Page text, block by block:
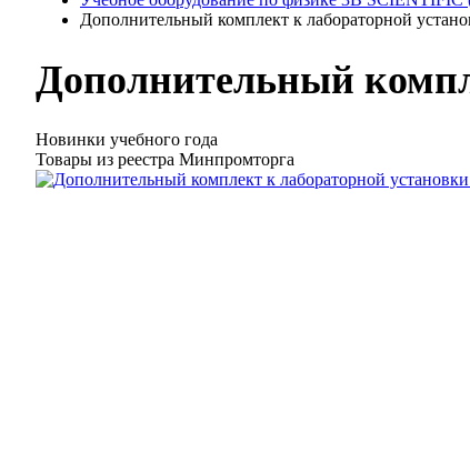
Дополнительный комплект к лабораторной
Дополнительный
Новинки учебного года
Товары из реестра Минпромторга